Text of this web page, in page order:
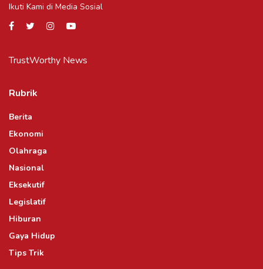
Ikuti Kami di Media Sosial
TrustWorthy News
Rubrik
Berita
Ekonomi
Olahraga
Nasional
Eksekutif
Legislatif
Hiburan
Gaya Hidup
Tips Trik